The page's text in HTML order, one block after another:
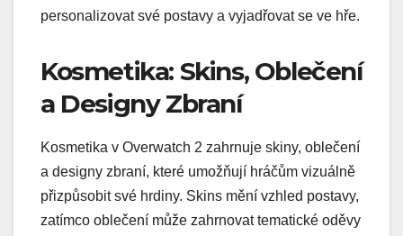
personalizovat své postavy a vyjadřovat se ve hře.
Kosmetika: Skins, Oblečení
a Designy Zbraní
Kosmetika v Overwatch 2 zahrnuje skiny, oblečení
a designy zbraní, které umožňují hráčům vizuálně
přizpůsobit své hrdiny. Skins mění vzhled postavy,
zatímco oblečení může zahrnovat tematické oděvy